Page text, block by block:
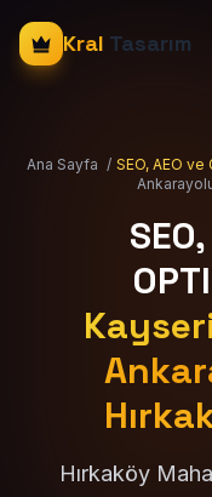
Kral Tasarım
Ana Sayfa / SEO, AEO
Hırkaköy